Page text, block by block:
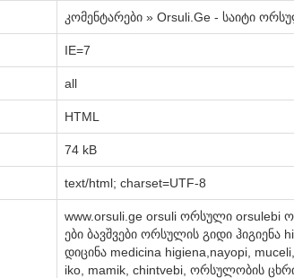
კომენტარები » Orsuli.Ge - საიტი
IE=7
all
HTML
74 kB
text/html; charset=UTF-8
www.orsuli.ge orsuli ორსული
ები ბავშვები ორსულის გიდი ჰიგიენა
დიცინა medicina higiena,nayopi,
iko, mamik, chintvebi, ორსულობის